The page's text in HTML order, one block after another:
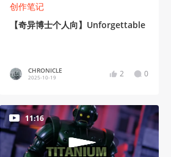
创作笔记
【奇异博士个人向】Unforgettable
CHRONICLE
2025-10-19 2 0
11:16